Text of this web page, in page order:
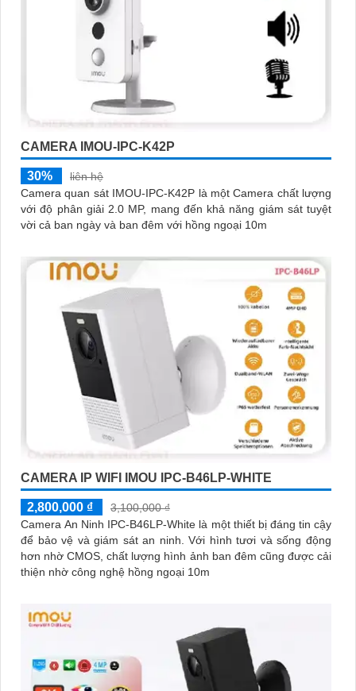
CAMERA IMOU-IPC-K42P
30%
liên hệ
Camera quan sát IMOU-IPC-K42P là một Camera chất lượng
với độ phân giải 2.0 MP, mang đến khả năng giám sát tuyệt
vời cả ban ngày và ban đêm với hồng ngoại 10m
CAMERA IP WIFI IMOU IPC-B46LP-WHITE
2,800,000 ₫
3,100,000 ₫
Camera An Ninh IPC-B46LP-White là một thiết bị đáng tin cậy
để bảo vệ và giám sát an ninh. Với hình tươi và sống động
hơn nhờ CMOS, chất lượng hình ảnh ban đêm cũng được cải
thiện nhờ công nghệ hồng ngoại 10m